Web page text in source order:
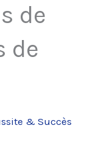
de
de
& Succès